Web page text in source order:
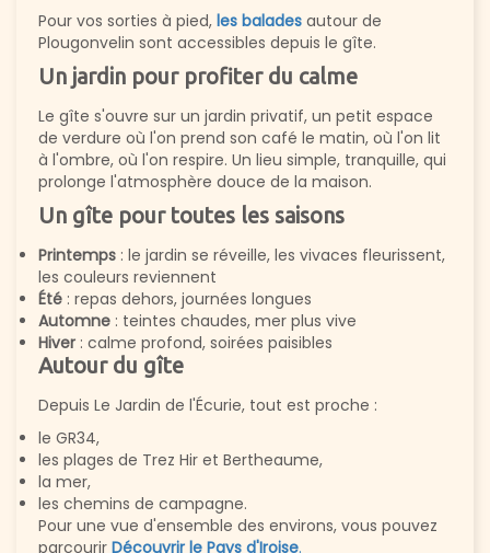
Pour vos sorties à pied, les balades autour de
Plougonvelin sont accessibles depuis le gîte.
Un jardin pour profiter du calme
Le gîte s'ouvre sur un jardin privatif, un petit espace
de verdure où l'on prend son café le matin, où l'on lit
à l'ombre, où l'on respire. Un lieu simple, tranquille, qui
prolonge l'atmosphère douce de la maison.
Un gîte pour toutes les saisons
Printemps : le jardin se réveille, les vivaces fleurissent,
les couleurs reviennent
Été : repas dehors, journées longues
Automne : teintes chaudes, mer plus vive
Hiver : calme profond, soirées paisibles
Autour du gîte
Depuis Le Jardin de l'Écurie, tout est proche :
le GR34,
les plages de Trez Hir et Bertheaume,
la mer,
les chemins de campagne.
Pour une vue d'ensemble des environs, vous pouvez
parcourir Découvrir le Pays d'Iroise.